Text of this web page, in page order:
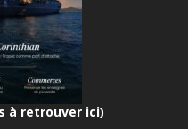
à retrouver ici)